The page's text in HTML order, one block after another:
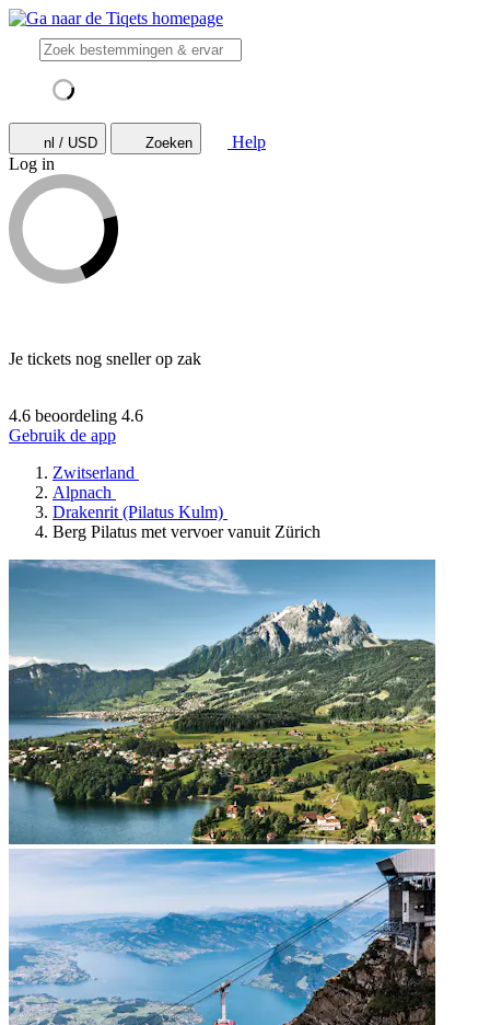
nl / USD Zoeken
Help
Log in
Je tickets nog sneller op zak
4.6 beoordeling 4.6
Gebruik de app
Zwitserland
Alpnach
Drakenrit (Pilatus Kulm)
Berg Pilatus met vervoer vanuit Zürich